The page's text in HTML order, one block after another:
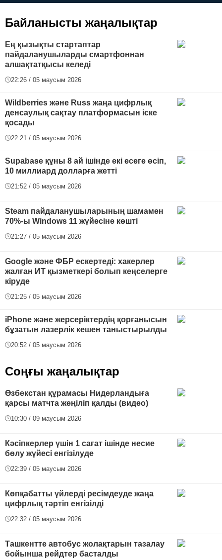
Байланысты жаңалықтар
Ең қызықты стартаптар
пайдаланушыларды смартфоннан
алшақтатқысы келеді
22:26 / 05 маусым 2026
Wildberries және Russ жаңа цифрлық
денсаулық сақтау платформасын іске
қосады
22:21 / 05 маусым 2026
Supabase құны 8 ай ішінде екі есеге өсіп,
10 миллиард долларға жетті
21:52 / 05 маусым 2026
Steam пайдаланушыларының шамамен
70%-ы Windows 11 жүйесіне көшті
21:27 / 05 маусым 2026
Google және ФБР ескертеді: хакерлер
жалған ИТ қызметкері болып кеңселерге
кіруде
21:25 / 05 маусым 2026
iPhone және жерсеріктердің қорғанысын
бұзатын лазерлік кешен таныстырылды
20:52 / 05 маусым 2026
Соңғы жаңалықтар
Өзбекстан құрамасы Нидерландыға
қарсы матчта жеңіліп қалды (видео)
10:30 / 09 маусым 2026
Кәсіпкерлер үшін 1 сағат ішінде несие
бөлу жүйесі енгізілуде
22:39 / 05 маусым 2026
Көпқабатты үйлерді ресімдеуде жаңа
цифрлық тәртіп енгізілді
22:32 / 05 маусым 2026
Ташкентте автобус жолақтарын тазалау
бойынша рейдтер басталды